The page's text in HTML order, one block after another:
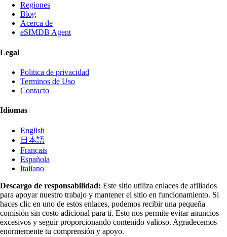
Regiones
Blog
Acerca de
eSIMDB Agent
Legal
Politica de privacidad
Terminos de Uso
Contacto
Idiomas
English
日本語
Français
Española
Italiano
Descargo de responsabilidad: Este sitio utiliza enlaces de afiliados
para apoyar nuestro trabajo y mantener el sitio en funcionamiento. Si
haces clic en uno de estos enlaces, podemos recibir una pequeña
comisión sin costo adicional para ti. Esto nos permite evitar anuncios
excesivos y seguir proporcionando contenido valioso. Agradecemos
enormemente tu comprensión y apoyo.